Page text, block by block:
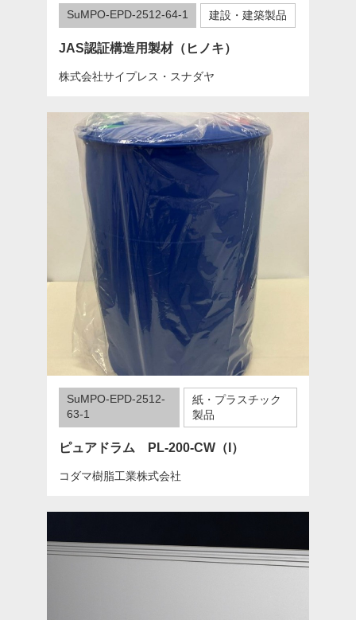
SuMPO-EPD-2512-64-1 建設・建築製品
JAS認証構造用製材（ヒノキ）
株式会社サイプレス・スナダヤ
SuMPO-EPD-2512-
63-1
紙・プラスチック
製品
ピュアドラム PL-200-CW（I）
コダマ樹脂工業株式会社